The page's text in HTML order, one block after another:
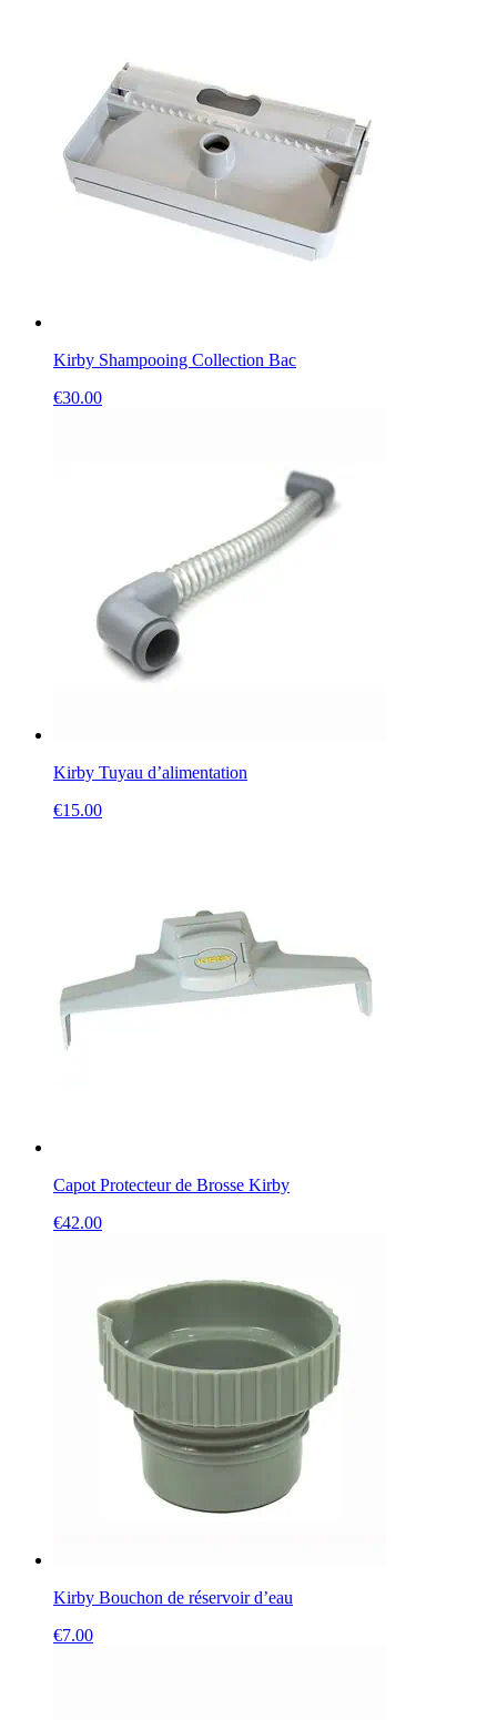
Kirby Shampooing Collection Bac
€30.00
Kirby Tuyau d’alimentation
€15.00
Capot Protecteur de Brosse Kirby
€42.00
Kirby Bouchon de réservoir d’eau
€7.00